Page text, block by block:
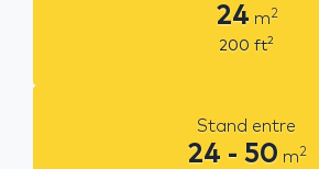
24 m2
200 ft2
Stand entre
24 - 50 m2